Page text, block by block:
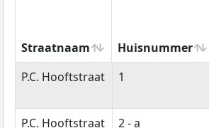
Straatnaam Huisnummer
Straatnaam
Huisnummer
P.C. Hooftstraat 1
P.C. Hooftstraat 2 - a